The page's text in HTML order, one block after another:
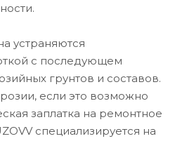
устраняются
с последующем
грунтов и составов.
если это возможно
заплатка на ремонтное
специализируется на